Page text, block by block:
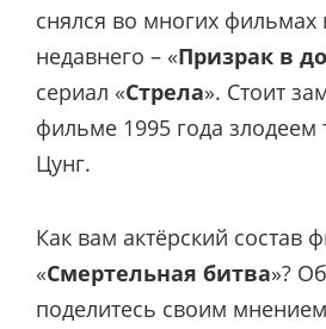
снялся во многих фильмах
недавнего – «Призрак в
сериал «Стрела». Стоит
фильме 1995 года
Цунг.
Как вам актёрский состав
«Смертельная битва»?
поделитесь своим